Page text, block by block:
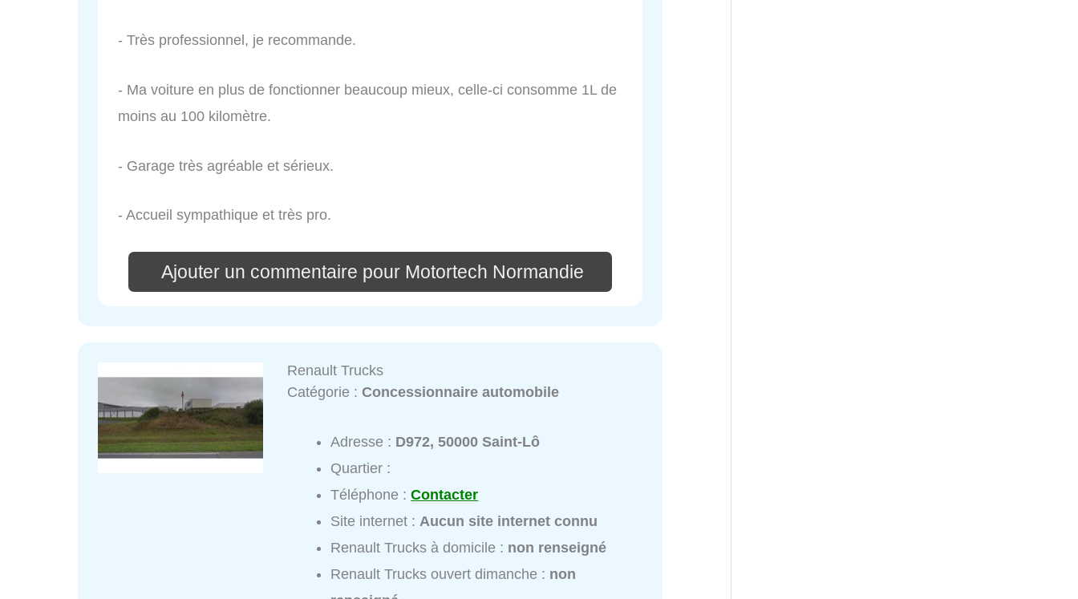
- Très professionnel, je recommande.
- Ma voiture en plus de fonctionner beaucoup mieux, celle-ci consomme 1L de
moins au 100 kilomètre.
- Garage très agréable et sérieux.
- Accueil sympathique et très pro.
Ajouter un commentaire pour Motortech Normandie
Renault Trucks
Catégorie :Concessionnaire automobile
Adresse : D972, 50000 Saint-Lô
Quartier :
Téléphone :Contacter
Site internet : Aucun site internet connu
Renault Trucks à domicile : non renseigné
Renault Trucks ouvert dimanche : non